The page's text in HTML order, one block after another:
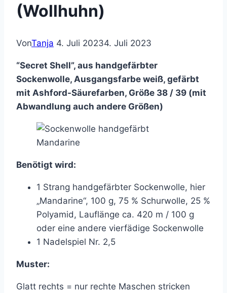
(Wollhuhn)
VonTanja 4. Juli 20234. Juli 2023
“Secret Shell”, aus handgefärbter
Sockenwolle, Ausgangsfarbe weiß, gefärbt
mit Ashford-Säurefarben, Größe 38 / 39 (mit
Abwandlung auch andere Größen)
Benötigt wird:
1 Strang handgefärbter Sockenwolle, hier
„Mandarine“, 100 g, 75 % Schurwolle, 25 %
Polyamid, Lauflänge ca. 420 m / 100 g
oder eine andere vierfädige Sockenwolle
1 Nadelspiel Nr. 2,5
Muster:
Glatt rechts = nur rechte Maschen stricken